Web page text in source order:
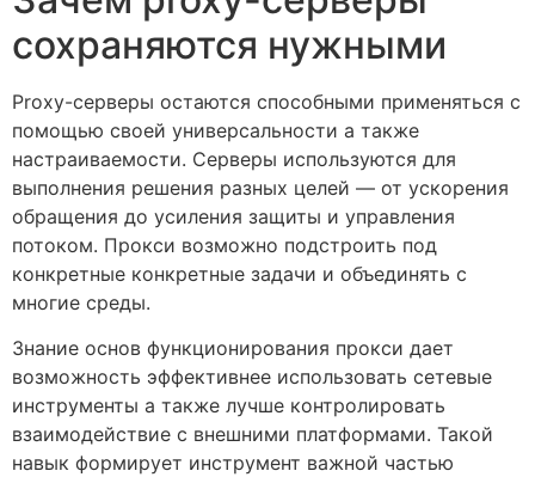
сохраняются нужными
Proxy-серверы остаются способными применяться с
помощью своей универсальности а также
настраиваемости. Серверы используются для
выполнения решения разных целей — от ускорения
обращения до усиления защиты и управления
потоком. Прокси возможно подстроить под
конкретные конкретные задачи и объединять с
многие среды.
Знание основ функционирования прокси дает
возможность эффективнее использовать сетевые
инструменты а также лучше контролировать
взаимодействие с внешними платформами. Такой
навык формирует инструмент важной частью